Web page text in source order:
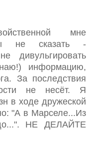
мне
не сказать -
дивульгировать
информацию,
За последствия
не несёт. Я
в ходе дружеской
"А в Марселе...Из
НЕ ДЕЛАЙТЕ